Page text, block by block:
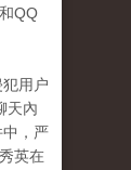
QQ
用户
天內
，严
英在